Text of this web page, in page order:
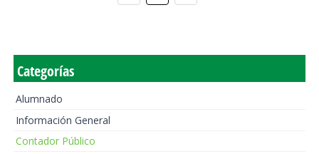
Categorías
Alumnado
Información General
Contador Público